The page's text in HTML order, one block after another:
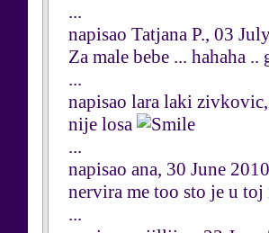
...
napisao Tatjana P., 03
Za male bebe ... hahaha
...
napisao lara laki
nije losa
...
napisao ana, 30 June 2010
nervira me too sto je u
...